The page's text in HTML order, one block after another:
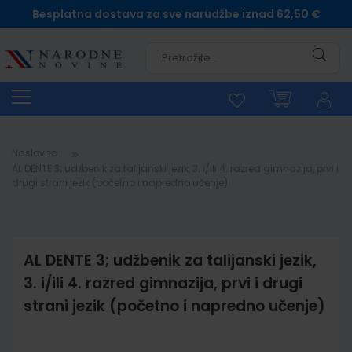
Besplatna dostava za sve narudžbe iznad 62,50 €
Naslovna
AL DENTE 3; udžbenik za talijanski jezik,
3. i/ili 4. razred gimnazija, prvi i drugi
strani jezik (početno i napredno učenje)